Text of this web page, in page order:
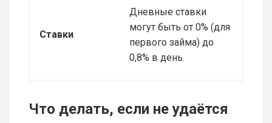
Ставки
Дневные ставки
могут быть от 0% (для
первого займа) до
0,8% в день.
Что делать, если не удаётся